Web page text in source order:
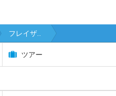
フレイザ..
ツアー